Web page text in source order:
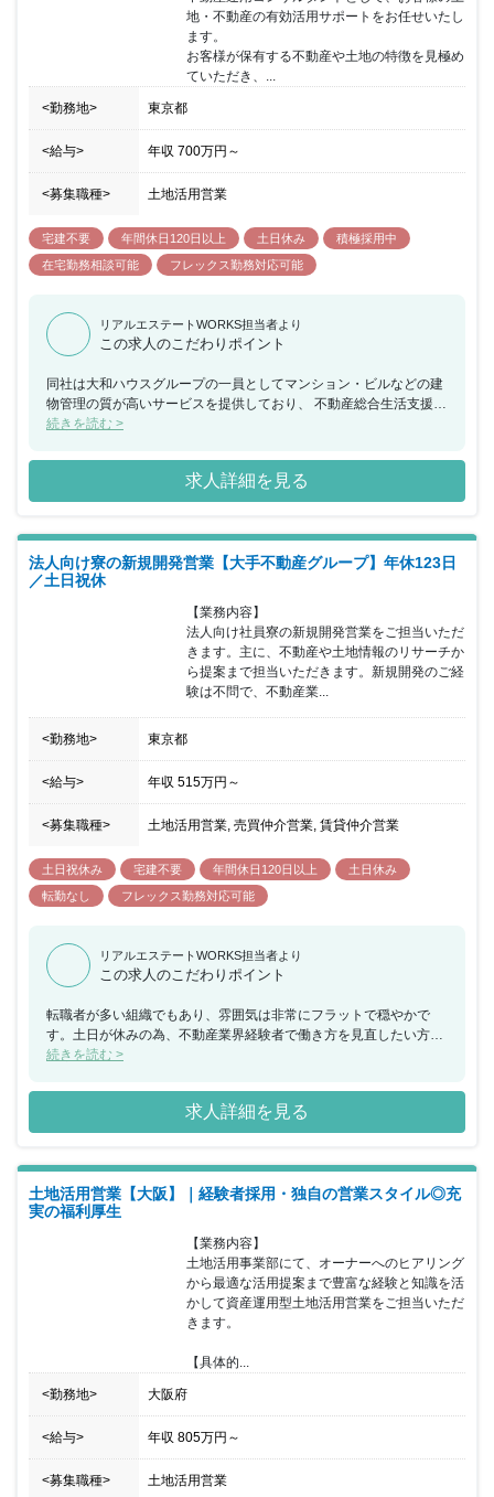
地・不動産の有効活用サポートをお任せいたし
ます。
お客様が保有する不動産や土地の特徴を見極め
ていただき、...
<勤務地> 東京都
<給与> 年収 700万円 ～
<募集職種> 土地活用営業
宅建不要 年間休日120日以上 土日休み
積極採用中
在宅勤務相談可能
フレックス勤務対応可能
リアルエステートWORKS担当者より
この求人のこだわりポイント
同社は大和ハウスグループの一員としてマンション・ビルなどの建
物管理の質が高いサービスを提供しており、 不動産総合生活支援サ
ービス企業としても近年成長を続けています。 大手ならではの安定
部門）」の認定も受け、 リモートワーク導入／web会議／No残業
デー／P３（月に1回3時で退社する制度）／PC自動シャットダウン
など、 社員が働きやすい環境を整備しています。 同ポジションに
提案を通じてお客様の悩みを直接解決することができ、 中長期的な
プロセスを踏んでご提案を進めていく形になりますので、受託でき
た際の達成感はひとしおです。
続きを読む >
求人詳細を見る
法人向け寮の新規開発営業【大手不動産グループ】年休123日
／土日祝休
【業務内容】
法人向け社員寮の新規開発営業をご担当いただ
きます。主に、不動産や土地情報のリサーチか
ら提案まで担当いただきます。新規開発のご経
験は不問で、不動産業...
<勤務地> 東京都
<給与> 年収 515万円 ～
<募集職種> 土地活用営業, 売買仲介営業, 賃貸仲介営業
土日祝休み 宅建不要 年間休日120日以上
土日休み
転勤なし
フレックス勤務対応可能
リアルエステートWORKS担当者より
この求人のこだわりポイント
転職者が多い組織でもあり、雰囲気は非常にフラットで穏やかで
す。土日が休みの為、不動産業界経験者で働き方を見直したい方に
もおすすめです。新しいチャレンジ・企画を推奨していく文化があ
格取得の為のサポートも多数あります。
続きを読む >
求人詳細を見る
土地活用営業【大阪】｜経験者採用・独自の営業スタイル◎充
実の福利厚生
【業務内容】
土地活用事業部にて、オーナーへのヒアリング
から最適な活用提案まで豊富な経験と知識を活
かして資産運用型土地活用営業をご担当いただ
きます。
【具体的...
<勤務地> 大阪府
<給与> 年収 805万円 ～
<募集職種> 土地活用営業